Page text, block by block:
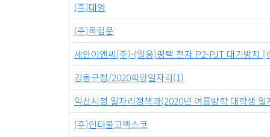
(주)대영
(주)독립문
세안이엔씨(주)-(일용)평택 전자 P2-PJT 대기방지 [
강동구청/2020희망일자리(1)
익산시청 일자리정책과(2020년 여름방학 대학생 일
(주)인터불고엑스코